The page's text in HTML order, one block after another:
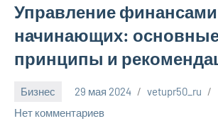
Управление
начинающих:
принципы и
Бизнес 29 мая 2024
vetupr50_ru
Нет комментариев